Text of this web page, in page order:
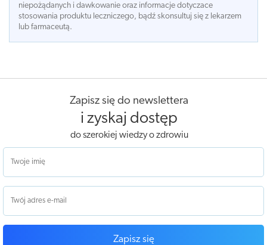
niepożądanych i dawkowanie oraz informacje dotyczace
stosowania produktu leczniczego, bądź skonsultuj się z lekarzem
lub farmaceutą.
Zapisz się do newslettera
i zyskaj dostęp
do szerokiej wiedzy o zdrowiu
Zapisz się